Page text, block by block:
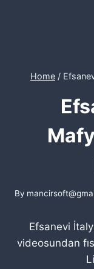
Home /
By
Efsanevi
videosundan